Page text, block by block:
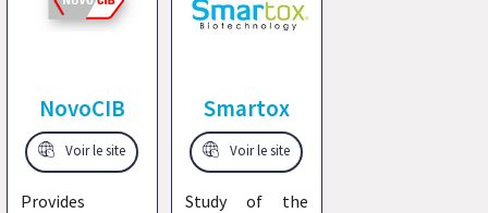
NovoCIB
Voir le site
Provides
Smartox
Voir le site
Study of the